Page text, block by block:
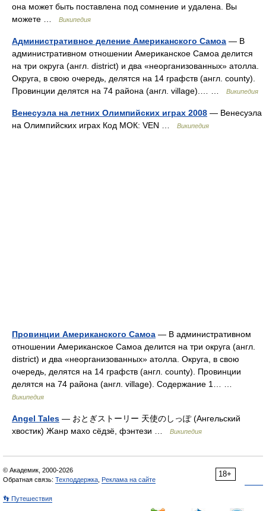
она может быть поставлена под сомнение и удалена. Вы
можете …
Википедия
Административное деление Американского Самоа — В
административном отношении Американское Самоа делится
на три округа (англ. district) и два «неорганизованных» атолла.
Округа, в свою очередь, делятся на 14 графств (англ. county).
Провинции делятся на 74 района (англ. village).… …
Википедия
Венесуэла на летних Олимпийских играх 2008 — Венесуэла
на Олимпийских играх Код МОК: VEN …
Википедия
Провинции Американского Самоа — В административном
отношении Американское Самоа делится на три округа (англ.
district) и два «неорганизованных» атолла. Округа, в свою
очередь, делятся на 14 графств (англ. county). Провинции
делятся на 74 района (англ. village). Содержание 1… …
Википедия
Angel Tales — おとぎストーリー 天使のしっぽ (Ангельский
хвостик) Жанр махо сёдзё, фэнтези …
Википедия
18+
© Академик, 2000-2026
Обратная связь: Техподдержка Реклама на сайте
👣 Путешествия